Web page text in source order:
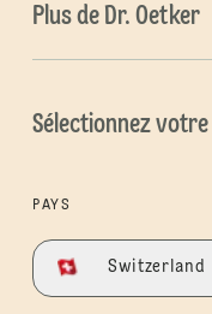
Plus de Dr. Oetker
Sélectionnez
PAYS
Switzerland